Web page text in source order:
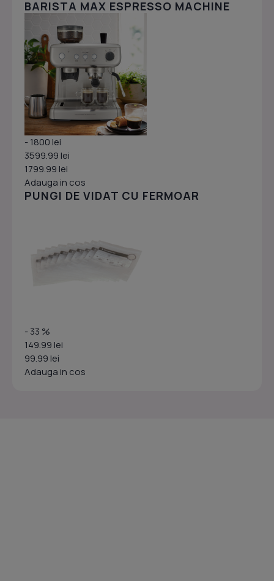
BARISTA MAX ESPRESSO MACHINE
- 1800 lei
3599.99 lei
1799.99 lei
Adauga in cos
PUNGI DE VIDAT CU FERMOAR
- 33 %
149.99 lei
99.99 lei
Adauga in cos